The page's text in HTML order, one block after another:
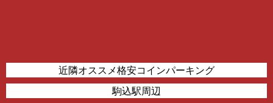
近隣オススメ格安コインパーキング
駒込駅周辺